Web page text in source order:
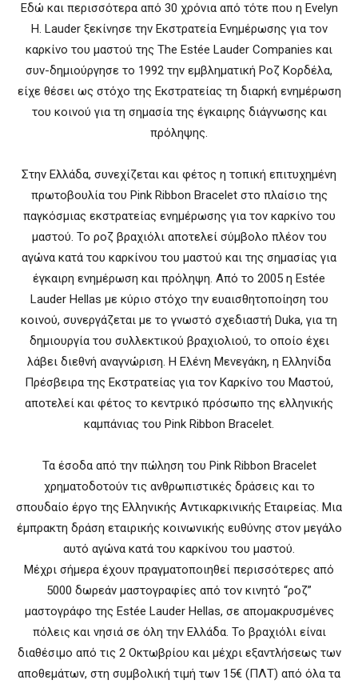
Εδώ και περισσότερα από 30 χρόνια από τότε που η Evelyn
H. Lauder ξεκίνησε την Εκστρατεία Ενημέρωσης για τον
καρκίνο του μαστού της The Estée Lauder Companies και
συν-δημιούργησε το 1992 την εμβληματική Ροζ Κορδέλα,
είχε θέσει ως στόχο της Εκστρατείας τη διαρκή ενημέρωση
του κοινού για τη σημασία της έγκαιρης διάγνωσης και
πρόληψης.
Στην Ελλάδα, συνεχίζεται και φέτος η τοπική επιτυχημένη
πρωτοβουλία του Pink Ribbon Bracelet στο πλαίσιο της
παγκόσμιας εκστρατείας ενημέρωσης για τον καρκίνο του
μαστού. Το ροζ βραχιόλι αποτελεί σύμβολο πλέον του
αγώνα κατά του καρκίνου του μαστού και της σημασίας για
έγκαιρη ενημέρωση και πρόληψη. Από το 2005 η Estée
Lauder Hellas με κύριο στόχο την ευαισθητοποίηση του
κοινού, συνεργάζεται με το γνωστό σχεδιαστή Duka, για τη
δημιουργία του συλλεκτικού βραχιολιού, το οποίο έχει
λάβει διεθνή αναγνώριση. Η Ελένη Μενεγάκη, η Ελληνίδα
Πρέσβειρα της Εκστρατείας για τον Καρκίνο του Μαστού,
αποτελεί και φέτος το κεντρικό πρόσωπο της ελληνικής
καμπάνιας του Pink Ribbon Bracelet.
Τα έσοδα από την πώληση του Pink Ribbon Bracelet
χρηματοδοτούν τις ανθρωπιστικές δράσεις και το
σπουδαίο έργο της Ελληνικής Αντικαρκινικής Εταιρείας. Μια
έμπρακτη δράση εταιρικής κοινωνικής ευθύνης στον μεγάλο
αυτό αγώνα κατά του καρκίνου του μαστού.
Μέχρι σήμερα έχουν πραγματοποιηθεί περισσότερες από
5000 δωρεάν μαστογραφίες από τον κινητό “ροζ”
μαστογράφο της Estée Lauder Hellas, σε απομακρυσμένες
πόλεις και νησιά σε όλη την Ελλάδα. Το βραχιόλι είναι
διαθέσιμο από τις 2 Οκτωβρίου και μέχρι εξαντλήσεως των
αποθεμάτων, στη συμβολική τιμή των 15€ (ΠΛΤ) από όλα τα